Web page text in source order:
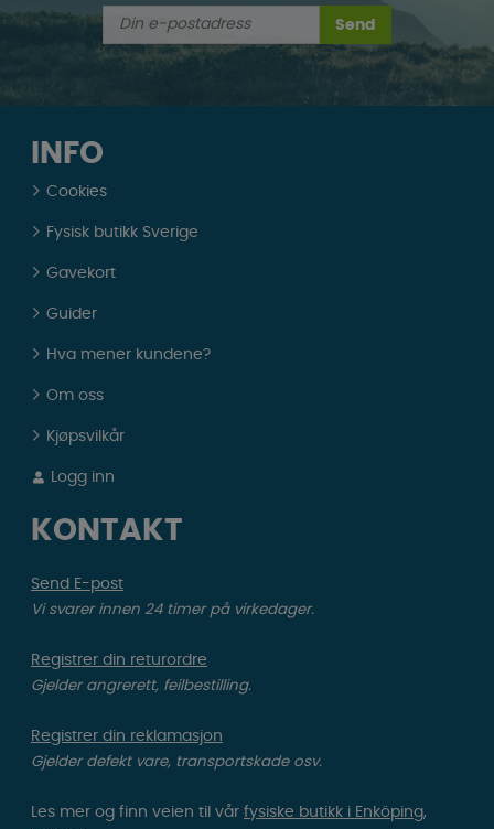
Send
INFO
Cookies
Fysisk butikk Sverige
Gavekort
Guider
Hva mener kundene?
Om oss
Kjøpsvilkår
Logg inn
KONTAKT
Send E-post
Vi svarer innen 24 timer på virkedager.
Registrer din returordre
Gjelder angrerett, feilbestilling.
Registrer din reklamasjon
Gjelder defekt vare, transportskade osv.
Les mer og finn veien til vår fysiske butikk i Enköping,